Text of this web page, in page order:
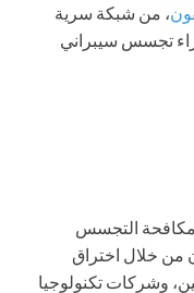
، من شبكة سرية
تجسس سيبراني
مكافحة التجسس
من خلال اختراق
وشركات تكنولوجيا